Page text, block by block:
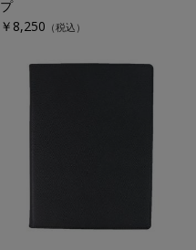
プ
￥8,250 （税込）